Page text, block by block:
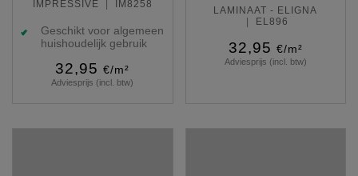
IMPRESSIVE
IM8258
Geschikt voor algemeen
huishoudelijk gebruik
32,95 €/m²
Adviesprijs (incl. btw)
LAMINAAT - ELIGNA
EL896
32,95 €/m²
Adviesprijs (incl. btw)